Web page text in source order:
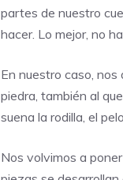
partes de nuestro
hacer. Lo mejor, no
En nuestro caso,
piedra, también al
suena la rodilla, el
Nos volvimos a